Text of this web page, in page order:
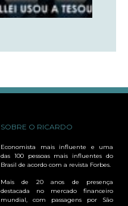
SOBRE O RICARDO
Economista mais influente e uma
das 100 pessoas mais influentes do
Brasil de acordo com a revista Forbes.
Mais de 20 anos de presença
destacada no mercado financeiro
mundial, com passagens por São